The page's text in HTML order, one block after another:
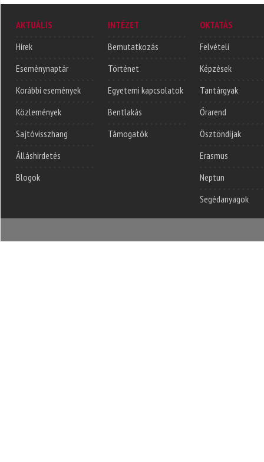
AKTUÁLIS
Hírek
Eseménynaptár
Korábbi események
Közlemények
Sajtóvisszhang
Álláshirdetés
Blogok
INTÉZET
Bemutatkozás
Történet
Egyetemi kapcsolatok
Bentlakás
Támogatók
OKTATÁS
Felvételi
Képzések
Tantárgyak
Órarend
Ösztöndíjak
Erasmus
Neptun
Segédanyagok